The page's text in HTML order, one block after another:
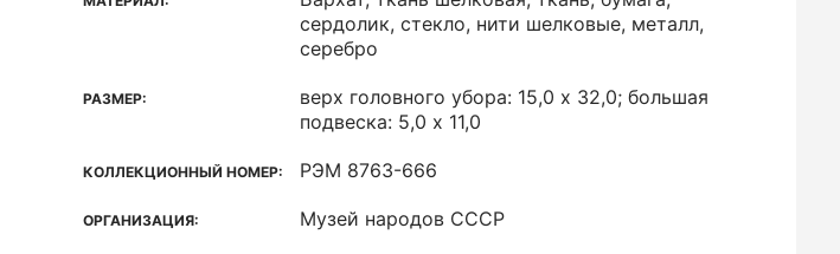
сердолик, стекло, нити шелковые, металл,
серебро
РАЗМЕР:
верх головного убора: 15,0 х 32,0; большая
подвеска: 5,0 х 11,0
КОЛЛЕКЦИОННЫЙ НОМЕР: РЭМ 8763-666
ОРГАНИЗАЦИЯ: Музей народов СССР